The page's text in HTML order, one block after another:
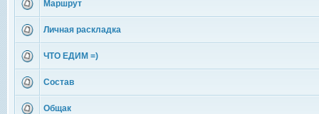
Маршрут
Личная раскладка
ЧТО ЕДИМ =)
Состав
Общак